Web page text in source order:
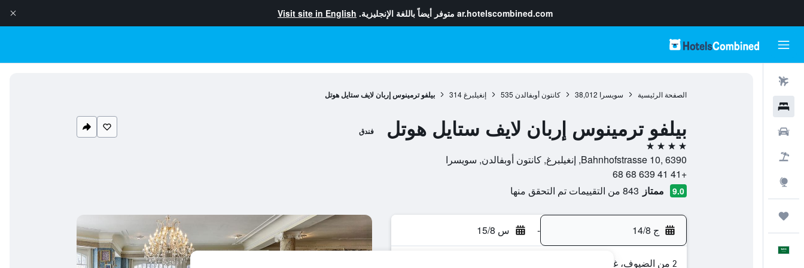
ar.hotelscombined.com متوفر أيضاً باللغة الإنجليزية. Visit site in English
الصفحة الرئيسية سويسرا 38,012 كانتون أوبفالدن 535 إنغيلبرغ 314 بيلفو ترمينوس إربان لايف ستايل هوتل
بيلفو ترمينوس إربان لايف ستايل هوتل فندق
4 نجوم
Bahnhofstrasse 10, 6390, إنغيلبرغ, كانتون أوبفالدن, سويسرا
+41 41 639 68 68
9.0 ممتاز 843 من التقييمات تم التحقق منها
ج 14/8 - س 15/8
2 من الضيوف، غرفة واحدة